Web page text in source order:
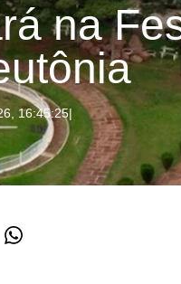
na
16:45:25|